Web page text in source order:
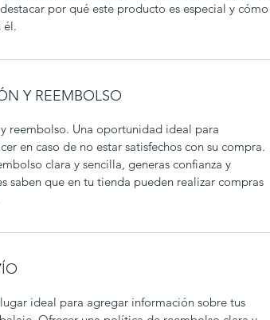
por qué este producto es especial y cómo
él.
Y REEMBOLSO
reembolso. Una oportunidad ideal para
en caso de no estar satisfechos con su compra.
clara y sencilla, generas confianza y
saben que en tu tienda pueden realizar compras
ideal para agregar información sobre tus